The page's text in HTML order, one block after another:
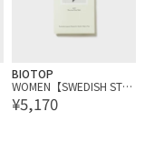
BIOTOP
WOMEN【SWEDISH STO
CKINGS】ROSA Lace Kne
e Highs
¥5,170